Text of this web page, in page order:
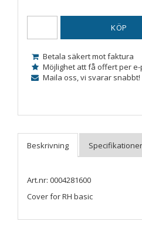
KÖP
Betala säkert mot faktura
Möjlighet att få offert per
Maila oss, vi svarar snabbt!
Art.nr: 0004281600
Cover for RH basic